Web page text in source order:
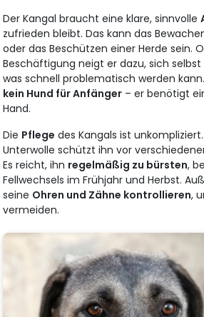
Der Kangal braucht eine klare, sinnvolle
zufrieden bleibt. Das kann das
oder das Beschützen einer Herde sein.
Beschäftigung neigt er dazu, sich
was schnell problematisch werden
kein Hund für Anfänger – er benötigt
Hand.
Die Pflege des Kangals ist
Unterwolle schützt ihn vor
Es reicht, ihn regelmäßig zu bürsten,
Fellwechsels im Frühjahr und Herbst.
seine Ohren und Zähne kontrollieren,
vermeiden.